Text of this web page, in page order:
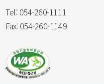
Tel: 054-260-1111
Fax: 054-260-1149